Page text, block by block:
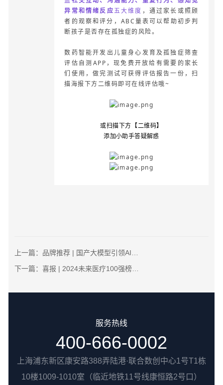
异常和情绪反应五大维度 ，通过家长或照顾
者的观察和评分，ABC量表可以帮助初步判
断孩子是否存在孤独症的风险。
数药智能开发出儿童身心发育及孤独症筛查
评估自测APP，现免费开放给有需要的家长
们使用，做完测试可获得评估报告一份，扫
描海报下方二维码即可在线评估哦~
或扫描下方【二维码】
添加小助手答疑解惑
上一篇：
下一篇：
服务热线
400-666-0002
上海浦东新区康安路388弄陆港·联合数创中心1号T1栋
10楼1009-1010室（临近地铁11号线康恒路2号口）